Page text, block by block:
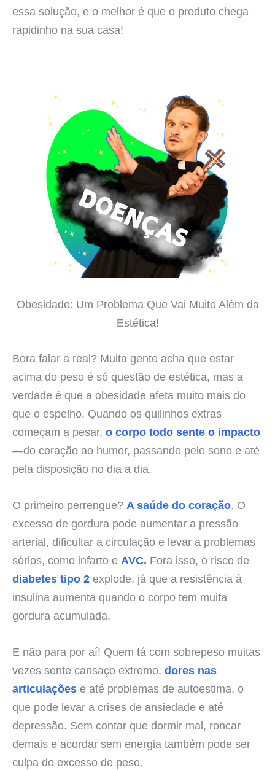
essa solução, e o melhor é que o produto chega
rapidinho na sua casa!
Obesidade: Um Problema Que Vai Muito Além da
Estética!
Bora falar a real? Muita gente acha que estar
acima do peso é só questão de estética, mas a
verdade é que a obesidade afeta muito mais do
que o espelho. Quando os quilinhos extras
começam a pesar, o corpo todo sente o impacto
—do coração ao humor, passando pelo sono e até
pela disposição no dia a dia.
O primeiro perrengue? A saúde do coração. O
excesso de gordura pode aumentar a pressão
arterial, dificultar a circulação e levar a problemas
sérios, como infarto e AVC. Fora isso, o risco de
diabetes tipo 2 explode, já que a resistência à
insulina aumenta quando o corpo tem muita
gordura acumulada.
E não para por aí! Quem tá com sobrepeso muitas
vezes sente cansaço extremo, dores nas
articulações e até problemas de autoestima, o
que pode levar a crises de ansiedade e até
depressão. Sem contar que dormir mal, roncar
demais e acordar sem energia também pode ser
culpa do excesso de peso.